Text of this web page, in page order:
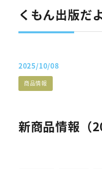
くもん出版だ
新商品情報（
投稿日
2025/10/08
たよりカテゴリー
商品情報